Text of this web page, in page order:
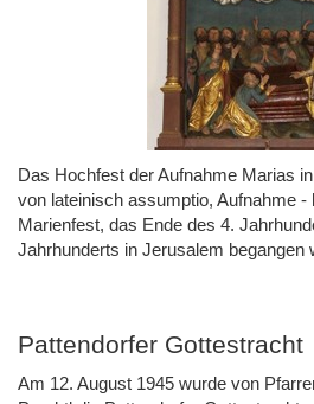
Das Hochfest der Aufnahme Marias
von lateinisch assumptio, Aufnahme -
Marienfest, das Ende des 4.
Jahrhunderts in Jerusalem begangen
Pattendorfer Gottestracht
Am 12. August 1945 wurde von